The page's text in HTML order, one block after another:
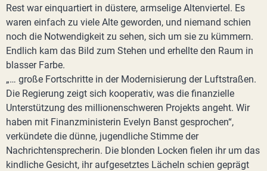
Rest war einquartiert in düstere, armselige Altenviertel. Es
waren einfach zu viele Alte geworden, und niemand schien
noch die Notwendigkeit zu sehen, sich um sie zu kümmern.
Endlich kam das Bild zum Stehen und erhellte den Raum in
blasser Farbe.
„… große Fortschritte in der Modernisierung der Luftstraßen.
Die Regierung zeigt sich kooperativ, was die finanzielle
Unterstützung des millionenschweren Projekts angeht. Wir
haben mit Finanzministerin Evelyn Banst gesprochen“,
verkündete die dünne, jugendliche Stimme der
Nachrichtensprecherin. Die blonden Locken fielen ihr um das
kindliche Gesicht, ihr aufgesetztes Lächeln schien geprägt